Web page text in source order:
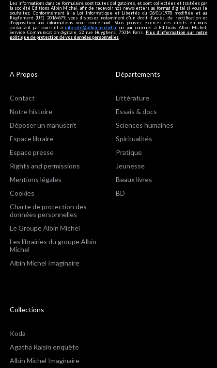
Les informations dans ce formulaire sont toutes obligatoires, et sont collectées et traitées par
la société Editions Albin Michel, afin de recevoir nos newsletters au format digital si vous le
souhaitez. Conformément à la Loi Informatique et Libertés du 06/01/1978 modifiée et au
Règlement (UE) 2016/679, vous disposez notamment d'un droit d'accès, de rectification et
d’opposition aux informations vous concernant. Vous pouvez exercer ces droits en nous
contactant par courriel à info-site@albin-michel.fr ou par courrier à Editions Albin Michel,
Service Communication digitale, 22 rue Huyghens, 75014 Paris. Plus d’information sur notre
politique de protection de vos données personnelles
A Propos
Contact
Notre histoire
Déposer un manuscrit
Espace libraire
Espace presse
Rights and permissions
Mentions légales
Cookies
Charte de protection des
données personnelles
Le Groupe Albin Michel
Les librairies du groupe Albin
Michel
Albin Michel Imaginaire
Départements
Littérature
Essais & docs
Sciences humaines
Spiritualités
Pratique
Jeunesse
Beaux livres
BD
Collections
Koda
Agatha Raisin enquête
Albin Michel Imaginaire